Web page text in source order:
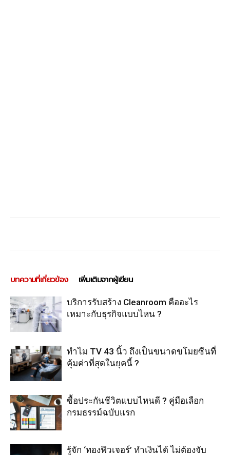
บทความที่เกี่ยวข้อง เพิ่มเติมจากผู้เขียน
บริการรับสร้าง Cleanroom คืออะไร
เหมาะกับธุรกิจแบบไหน ?
ทำไม TV 43 นิ้ว ถึงเป็นขนาดขโมยซีนที่
คุ้มค่าที่สุดในยุคนี้ ?
ซื้อประกันชีวิตแบบไหนดี ? คู่มือเลือก
กรมธรรม์ฉบับแรก
รู้จัก ‘ทองฟิวเจอร์’ ทำเงินได้ ไม่ต้องจับ